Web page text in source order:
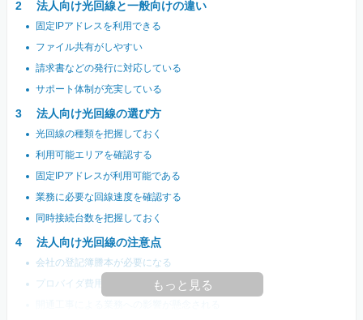
法人向け光回線と一般向けの違い
固定IPアドレスを利用できる
ファイル共有がしやすい
請求書などの発行に対応している
サポート体制が充実している
法人向け光回線の選び方
光回線の種類を把握しておく
利用可能エリアを確認する
固定IPアドレスが利用可能である
業務に必要な回線速度を確認する
同時接続台数を把握しておく
法人向け光回線の注意点
会社の登記簿謄本が必要になる
プロバイダ費用が別途かかるもっと見る